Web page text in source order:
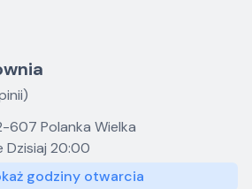
607 Polanka Wielka
Dzisiaj 20:00
godziny otwarcia